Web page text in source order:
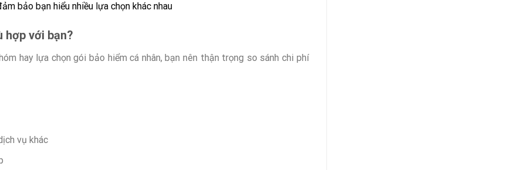
bảo bạn hiểu nhiều lựa chọn khác nhau
hợp với bạn?
hay lựa chọn gói bảo hiểm cá nhân, bạn nên thận trọng so sánh chi phí
vụ khác